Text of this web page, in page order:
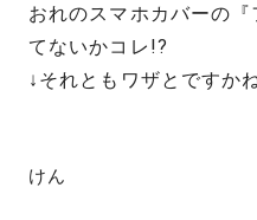
おれのスマホカバーの
てないかコレ!?
↓それともワザとですかね
けん